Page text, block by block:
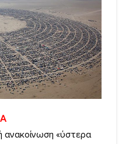
ανακοίνωση «ύστερα